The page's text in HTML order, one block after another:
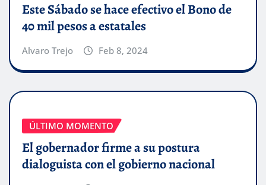
Este Sábado se hace efectivo el Bono de
40 mil pesos a estatales
Alvaro Trejo Feb 8, 2024
ÚLTIMO MOMENTO
El gobernador firme a su postura
dialoguista con el gobierno nacional